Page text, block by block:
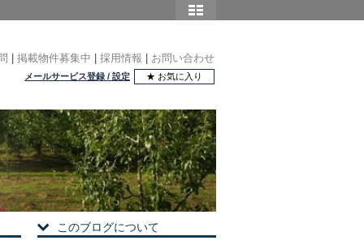
掲載物件募集中 採用情報 お問い合わせ
メールサービス登録 / 設定 ★ お気に入り
このブログについて